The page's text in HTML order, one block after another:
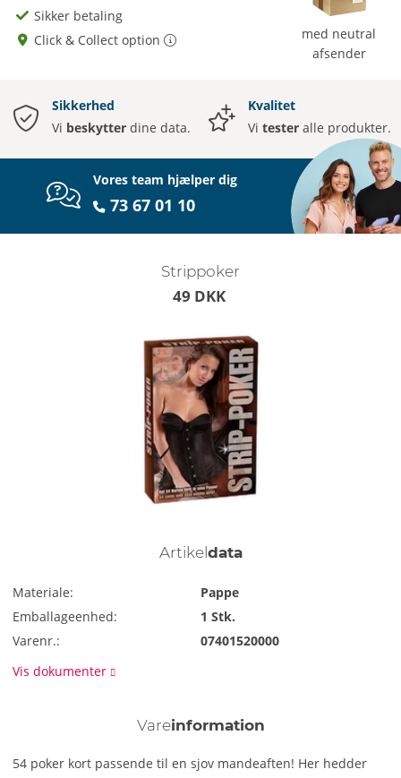
Sikker betaling
Click & Collect option
med neutral
afsender
Sikkerhed
Vi beskytter dine data.
Kvalitet
Vi tester alle produkter.
Vores team hjælper dig
73 67 01 10
Strippoker
49 DKK
Artikeldata
Materiale:
Pappe
Emballageenhed:
1 Stk.
Varenr.:
07401520000
Vis dokumenter
Vareinformation
54 poker kort passende til en sjov mandeaften! Her hedder